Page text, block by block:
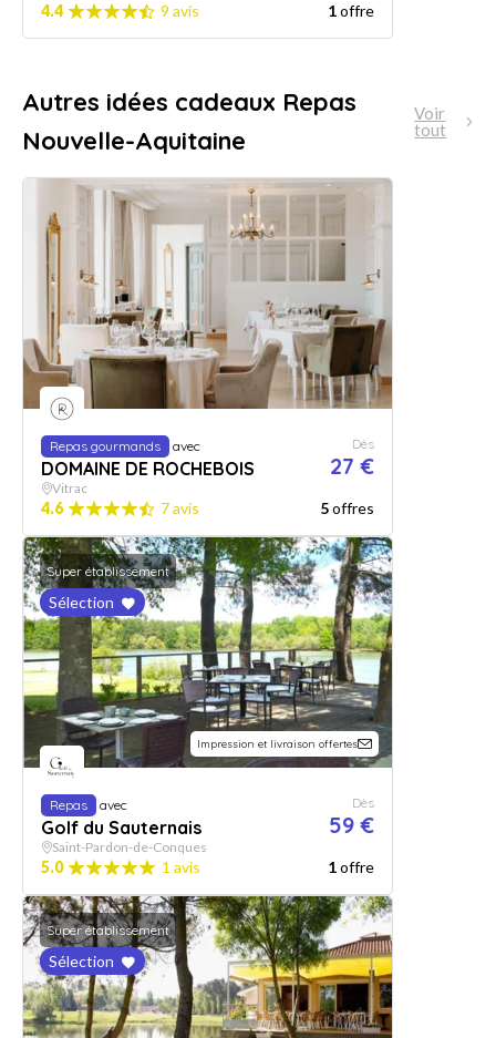
4.4 9 avis 1offre
Autres idées cadeaux Repas
Nouvelle-Aquitaine
Voir
tout
Repas gourmands avec
DOMAINE DE ROCHEBOIS
Dès
27 €
Vitrac
4.6 7 avis 5offres
Super établissement
Sélection
Impression et livraison offertes
Repas avec
Golf du Sauternais
Dès
59 €
Saint-Pardon-de-Conques
5.0 1 avis 1offre
Super établissement
Sélection